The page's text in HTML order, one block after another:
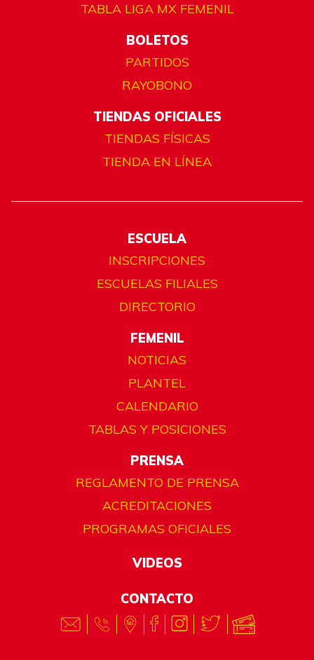
TABLA LIGA MX FEMENIL
BOLETOS
PARTIDOS
RAYOBONO
TIENDAS OFICIALES
TIENDAS FÍSICAS
TIENDA EN LÍNEA
ESCUELA
INSCRIPCIONES
ESCUELAS FILIALES
DIRECTORIO
FEMENIL
NOTICIAS
PLANTEL
CALENDARIO
TABLAS Y POSICIONES
PRENSA
REGLAMENTO DE PRENSA
ACREDITACIONES
PROGRAMAS OFICIALES
VIDEOS
CONTACTO